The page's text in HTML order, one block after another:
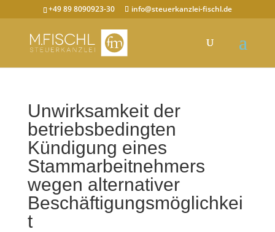
+49 89 8090923-30 info@steuerkanzlei-fischl.de
Unwirksamkeit der
betriebsbedingten
Kündigung eines
Stammarbeitnehmers
wegen alternativer
Beschäftigungsmöglichkei
t